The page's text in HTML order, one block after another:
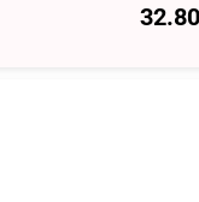
32.80